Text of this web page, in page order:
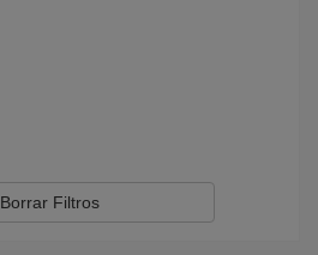
Borrar Filtros